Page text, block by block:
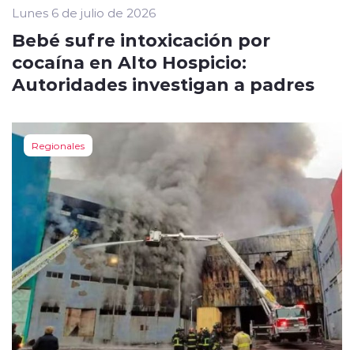
Lunes 6 de julio de 2026
Bebé sufre intoxicación por
cocaína en Alto Hospicio:
Autoridades investigan a padres
Regionales